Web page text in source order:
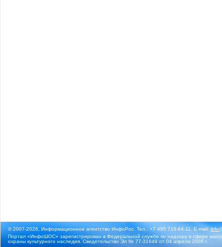
© 2007-2026, Информационное агентство ИнфоРос. Тел.: +7 495 718-84-11, E-mail:
Портал «ИнфоШОС» зарегистрирован в Федеральной службе по надзору в сфере
охраны культурного наследия. Свидетельство Эл № 77-31649 от 04 апреля 2008 г.